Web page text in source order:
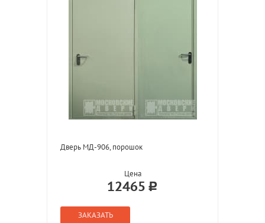
Дверь МД-906, порошок
Цена
12465
ЗАКАЗАТЬ